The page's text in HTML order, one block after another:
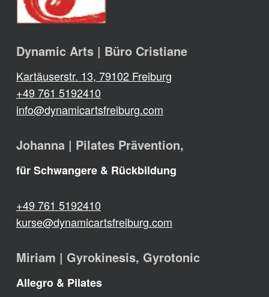
Dynamic Arts | Büro Cristiane
Kartäuserstr. 13, 79102 Freiburg
+49 761 5192410
info@dynamicartsfreiburg.com
Johanna | Pilates Prävention,
für Schwangere & Rückbildung
+49 761 5192410
kurse@dynamicartsfreiburg.com
Miriam | Gyrokinesis, Gyrotonic
Allegro & Pilates